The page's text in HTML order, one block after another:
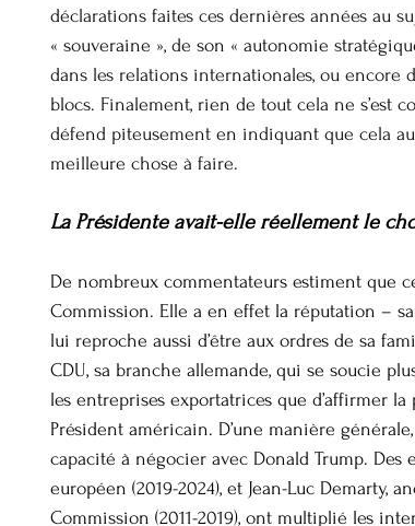
déclarations faites ces dernières années au
« souveraine », de son « autonomie
dans les relations internationales, ou encore
blocs. Finalement, rien de tout cela ne s’est
défend piteusement en indiquant que cela
meilleure chose à faire.
La Présidente avait-elle réellement le
De nombreux commentateurs estiment que
Commission. Elle a en effet la réputation –
lui reproche aussi d’être aux ordres de sa
CDU, sa branche allemande, qui se soucie
les entreprises exportatrices que d’affirmer
Président américain. D’une manière
capacité à négocier avec Donald Trump.
européen (2019-2024), et Jean-Luc Demarty,
Commission (2011-2019), ont multiplié les